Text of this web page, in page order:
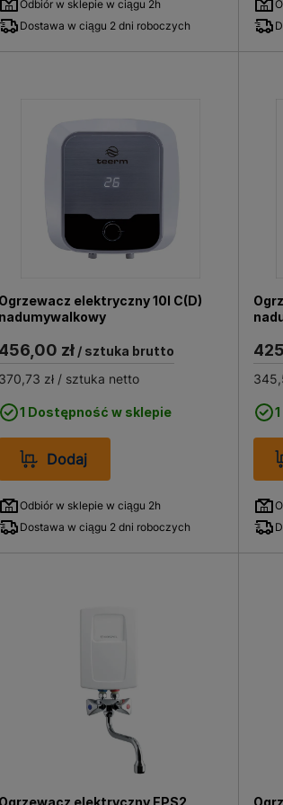
podgrzewania wody, a jej dobór
zależy minimalizacja strat ciepła, co
wykwalifikowanego instalatora, z
urządzenia, odpowiedniego do
obowiązującym prawem oraz
oraz instalacji zaworów
systemu przed przekazaniem do
oraz systematyczne utrzymanie
Właściwa eksploatacja oraz
energii.
i praktyczną technologię,
podgrzewanie wody użytkowej.
wody ma istotny wpływ na komfort
energii oraz planowany budżet.
się kompaktowe modele o
litrów. Przy wysokim
elektryczny w ofercie
gospodarstwa domowego.
Hydroland czy Simat, co gwarantuje
Odbiór w sklepie w ciągu 2h
Dostawa w ciągu 2 dni roboczych
Ogrzewacz elektryczny 10l C(D)
nadumywalkowy
456,00 zł/ sztuka brutto
370,73 zł/ sztuka netto
1 Dostępność w sklepie
Dodaj
Odbiór w sklepie w ciągu 2h
Dostawa w ciągu 2 dni roboczych